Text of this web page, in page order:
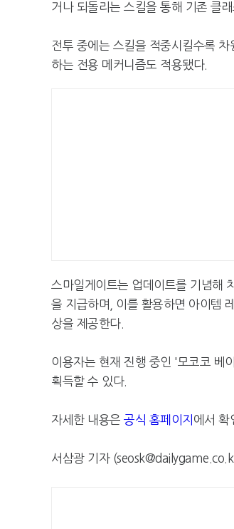
거나 되돌리는 스킬을 통해 기존 클
전투 중에는 스킬을 적중시킬수록
하는 전용 메커니즘도 적용됐다.
스마일게이트는 업데이트를 기념해
을 지급하며, 이를 활용하면 아이템
상을 제공한다.
이용자는 현재 진행 중인 '모코코 베
획득할 수 있다.
자세한 내용은 공식 홈페이지 에서 확
서삼광 기자